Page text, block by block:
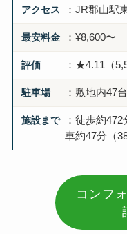
アクセス ：JR郡山駅
最安料金 ：¥8,600〜
評価 ：★4.11（
駐車場 ：敷地内47
施設まで
：徒歩約
車約47分（
コンフ